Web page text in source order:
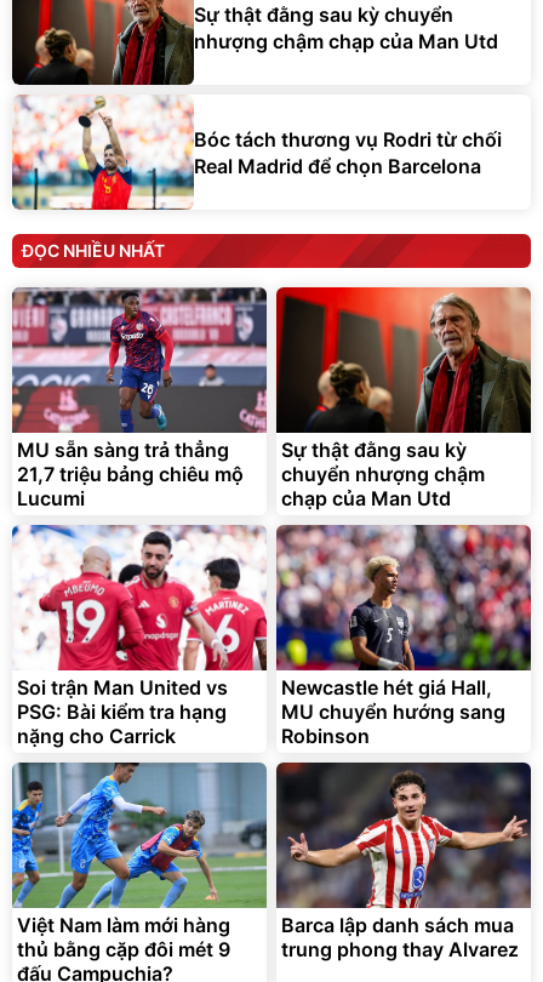
Sự thật đằng sau kỳ chuyển
nhượng chậm chạp của Man Utd
Bóc tách thương vụ Rodri từ chối
Real Madrid để chọn Barcelona
ĐỌC NHIỀU NHẤT
MU sẵn sàng trả thẳng
21,7 triệu bảng chiêu mộ
Lucumi
Sự thật đằng sau kỳ
chuyển nhượng chậm
chạp của Man Utd
Soi trận Man United vs
PSG: Bài kiểm tra hạng
nặng cho Carrick
Newcastle hét giá Hall,
MU chuyển hướng sang
Robinson
Việt Nam làm mới hàng
thủ bằng cặp đôi mét 9
đấu Campuchia?
Barca lập danh sách mua
trung phong thay Alvarez